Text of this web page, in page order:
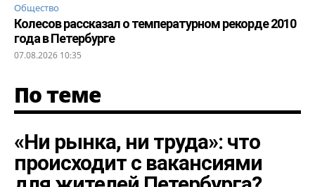
Общество
Колесов рассказал о температурном рекорде 2010
года в Петербурге
07.08.2026 10:35
По теме
«Ни рынка, ни труда»: что
происходит с вакансиями